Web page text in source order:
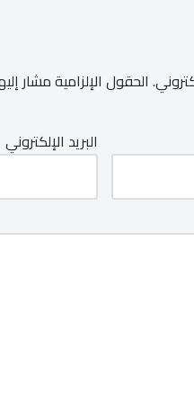
الحقول الإلزامية مشار
البريد الإلكتروني